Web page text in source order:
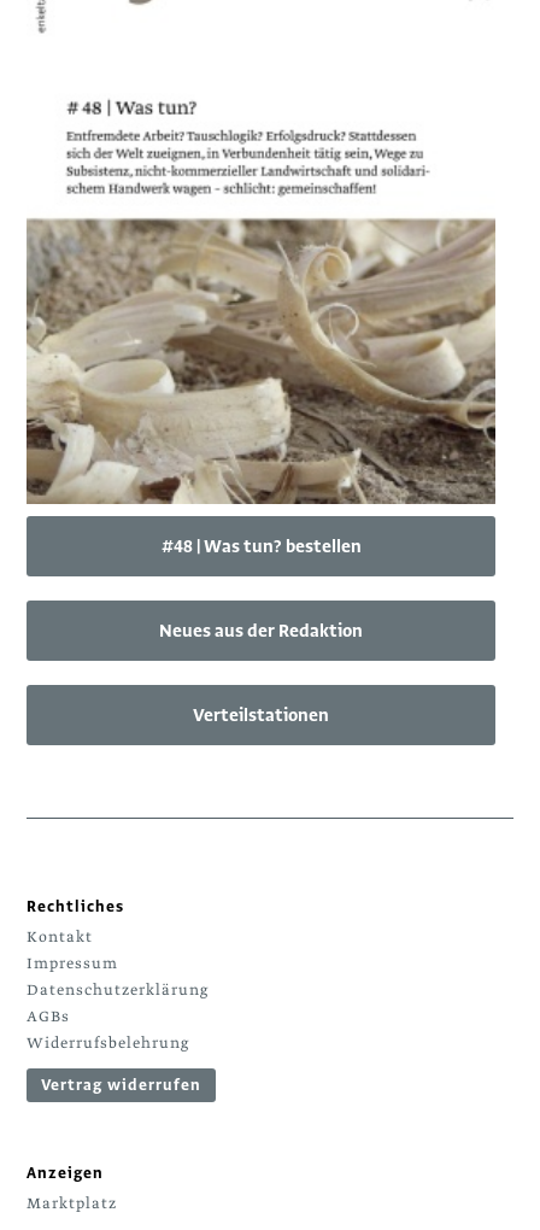
#48 | Was tun? bestellen
Neues aus der Redaktion
Verteilstationen
Rechtliches
Kontakt
Impressum
Datenschutzerklärung
AGBs
Widerrufsbelehrung
Vertrag widerrufen
Anzeigen
Marktplatz